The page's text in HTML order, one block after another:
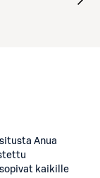
Anua
kaikille